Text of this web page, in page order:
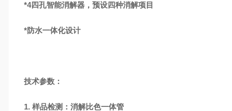
*4四孔智能消解器，预设四种消解项目
*防水一体化设计
技术参数：
1. 样品检测： 消解比色一体管